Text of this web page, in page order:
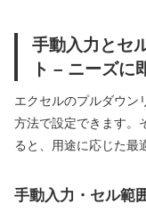
手動入力とセ
ト – ニーズに
エクセルのプルダウン
方法で設定できます。
ると、用途に応じた最
手動入力・セル範